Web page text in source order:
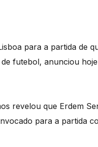
para a partida de
futebol, anunciou
revelou que Erdem
para a partida